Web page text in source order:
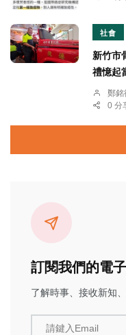
社會
新竹市
禮憶起
鄭銘
0 分
訂閱我們的電
了解時事、接收新知
請鍵入Email